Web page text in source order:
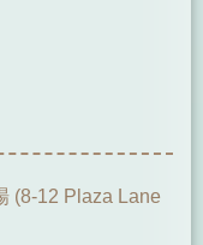
(8-12 Plaza Lane